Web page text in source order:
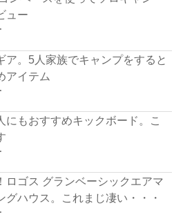
ュー
ア。5人家族でキャンプをすると
アイテム
にもおすすめキックボード。こ
ロゴス グランベーシックエアマ
グハウス。これまじ凄い・・・